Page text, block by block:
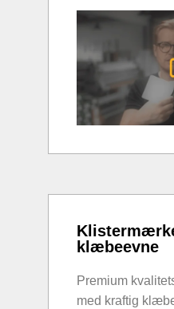
klæbeevne
Premium
med kraftig